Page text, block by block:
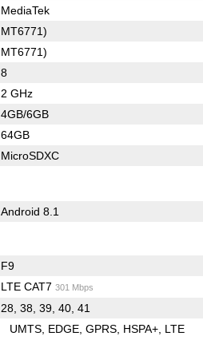
MediaTek
MT6771)
MT6771)
8
2 GHz
4GB/6GB
64GB
MicroSDXC
Android 8.1
F9
LTE CAT7 301 Mbps
28, 38, 39, 40, 41
UMTS EDGE GPRS HSPA+ LTE